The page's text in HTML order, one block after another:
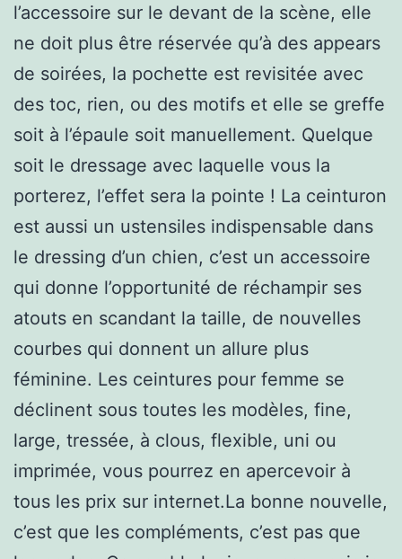
l’accessoire sur le devant de la scène, elle
ne doit plus être réservée qu’à des appears
de soirées, la pochette est revisitée avec
des toc, rien, ou des motifs et elle se greffe
soit à l’épaule soit manuellement. Quelque
soit le dressage avec laquelle vous la
porterez, l’effet sera la pointe ! La ceinturon
est aussi un ustensiles indispensable dans
le dressing d’un chien, c’est un accessoire
qui donne l’opportunité de réchampir ses
atouts en scandant la taille, de nouvelles
courbes qui donnent un allure plus
féminine. Les ceintures pour femme se
déclinent sous toutes les modèles, fine,
large, tressée, à clous, flexible, uni ou
imprimée, vous pourrez en apercevoir à
tous les prix sur internet.La bonne nouvelle,
c’est que les compléments, c’est pas que